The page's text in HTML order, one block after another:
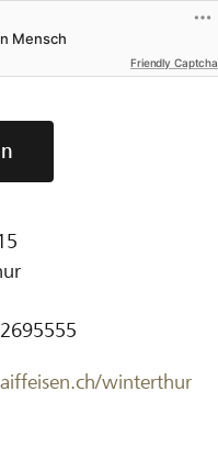
Friendly Captcha
winterthur